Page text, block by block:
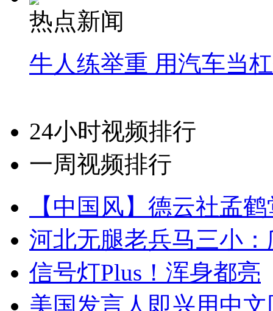
热点新闻
牛人练举重 用汽车当
24小时视频排行
一周视频排行
【中国风】德云社孟
河北无腿老兵马三小
信号灯Plus！浑身都亮
美国发言人即兴用中